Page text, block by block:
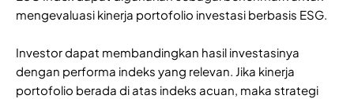
mengevaluasi kinerja portofolio investasi berbasis ESG.
Investor dapat membandingkan hasil investasinya
dengan performa indeks yang relevan. Jika kinerja
portofolio berada di atas indeks acuan, maka strategi